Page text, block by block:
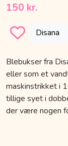
150 kr.
Disana
Blebukser fra
eller som et
maskinstrikket i
tillige syet i
der være nogen